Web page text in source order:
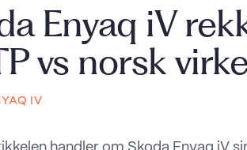
Enyaq iV
vs norsk
IV